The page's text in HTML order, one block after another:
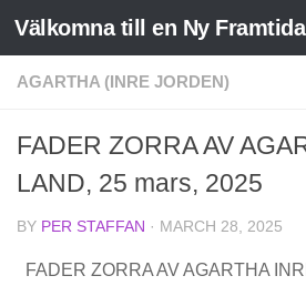
Skip to content
AGARTHA (INRE JORDEN)
FADER ZORRA AV
LAND, 25 mars, 2025
BY PER STAFFAN · MARCH 28, 2025
FADER ZORRA AV AGARTHA